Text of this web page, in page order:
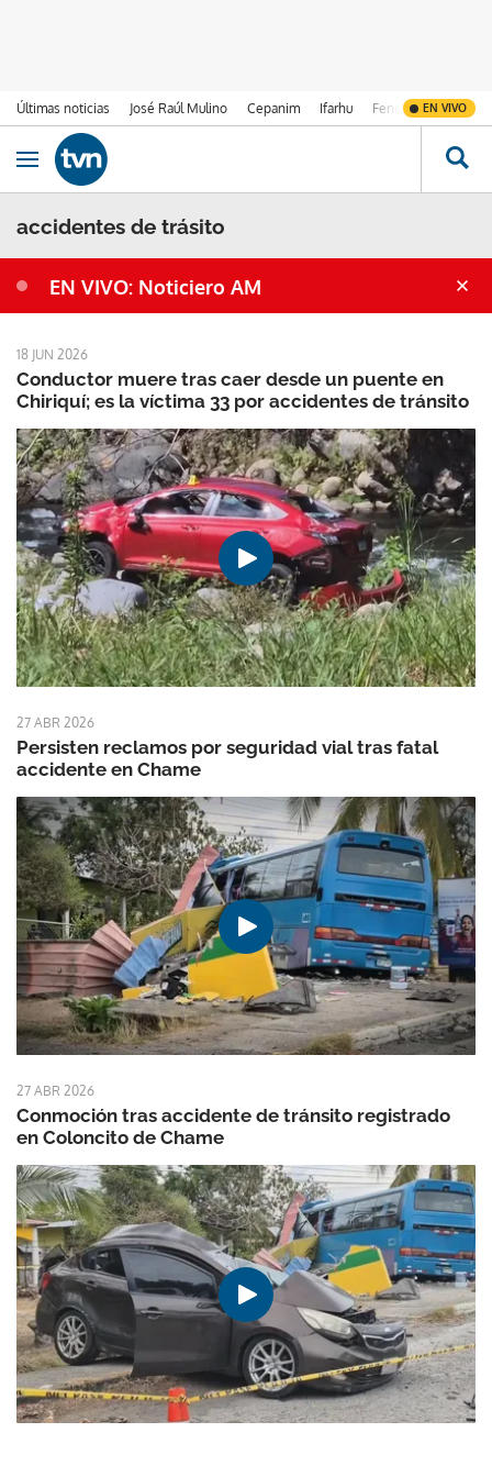
Últimas noticias José Raúl Mulino Cepanim Ifarhu Fenómeno de El
EN VIVO
Ir al contenido
Obrir navegació
accidentes de trásito
EN VIVO: Noticiero AM
18 JUN 2026
Conductor muere tras caer desde un puente en
Chiriquí; es la víctima 33 por accidentes de tránsito
27 ABR 2026
Persisten reclamos por seguridad vial tras fatal
accidente en Chame
27 ABR 2026
Conmoción tras accidente de tránsito registrado
en Coloncito de Chame